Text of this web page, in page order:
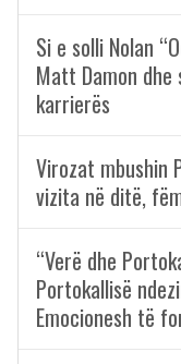
Si e solli Nolan
Matt Damon
karrierës
Virozat mbushin
vizita në ditë,
“Verë dhe
Portokallisë
Emocionesh të